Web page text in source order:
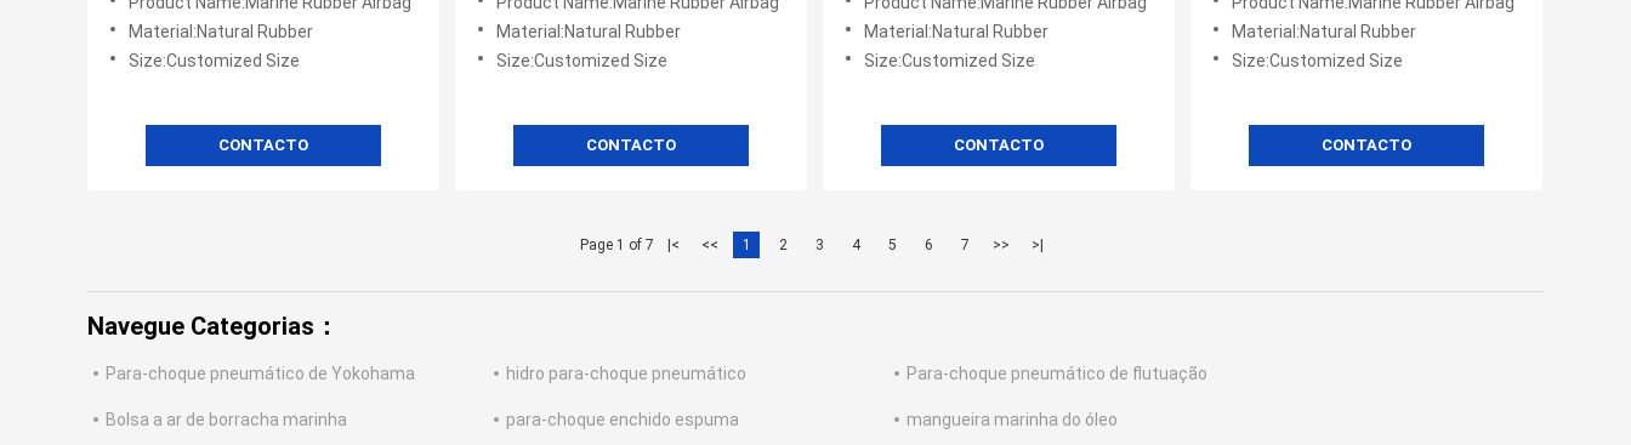
Material:Natural Rubber
Size:Customized Size
CONTACTO
Material:Natural Rubber
Size:Customized Size
CONTACTO
navios
Material:Natural Rubber
Size:Customized Size
CONTACTO
Material:Natural Rubber
Size:Customized Size
CONTACTO
Page 1 of 7 |< << 1 2 3 4 5 6 7 >> >|
Navegue Categorias：
Para-choque pneumático de Yokohama hidro para-choque pneumático Para-choque pneumático de flutuação
Bolsa a ar de borracha marinha para-choque enchido espuma mangueira marinha do óleo